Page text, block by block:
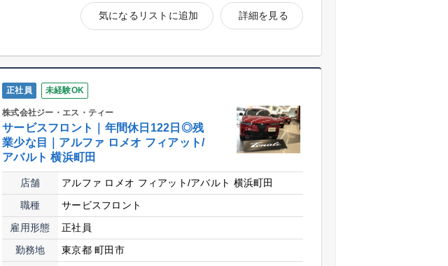
詳細を見る
気になるリストに追加
正社員 未経験OK
株式会社ジー・エス・ティー
サービスフロント｜年間休日122日◎残
業少な目｜アルファ ロメオ フィアット/
アバルト 横浜町田
店舗
アルファ ロメオ フィアット/アバルト 横浜町田
職種
サービスフロント
雇用形態
正社員
勤務地
東京都 町田市